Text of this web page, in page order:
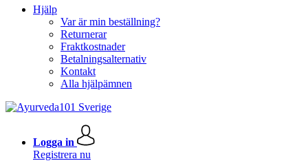
Hjälp
Var är min beställning?
Returnerar
Fraktkostnader
Betalningsalternativ
Kontakt
Alla hjälpämnen
Logga in
Registrera nu